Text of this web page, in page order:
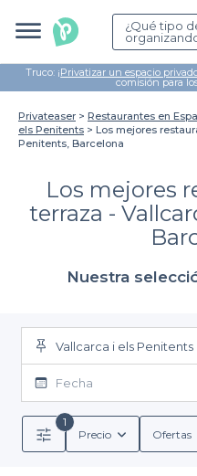
¿Qué tipo
Truco: ¡Privatizar un espacio
comisión para
Privateaser Restaurantes en
els Penitents
Los mejores
Penitents, Barcelona
Los mejores
terraza -
Nuestra
Vallcarca i els Penitents
Fecha
1
Precio
Ofertas